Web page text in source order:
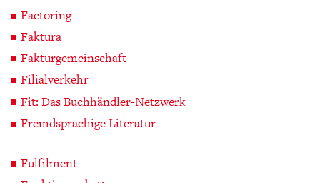
Factoring
Faktura
Fakturgemeinschaft
Filialverkehr
Fit: Das Buchhändler-Netzwerk
Fremdsprachige Literatur
Fulfilment